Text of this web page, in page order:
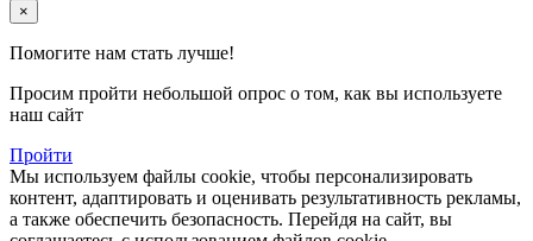
×
Помогите нам стать лучше!
Просим пройти небольшой опрос о том, как вы используете
наш сайт
Пройти
Мы используем файлы cookie, чтобы персонализировать
контент, адаптировать и оценивать результативность рекламы,
а также обеспечить безопасность. Перейдя на сайт, вы